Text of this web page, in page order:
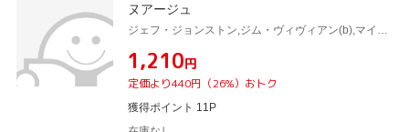
ヌアージュ
¥1,210円
定価より440円（26%）おトク
獲得ポイント 11P